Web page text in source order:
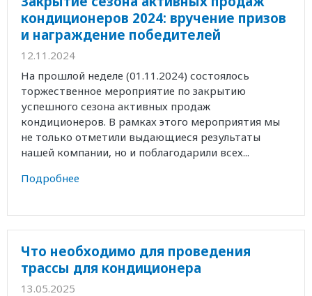
кондиционеров 2024: вручение призов
и награждение победителей
12.11.2024
На прошлой неделе (01.11.2024) состоялось
торжественное мероприятие по закрытию
успешного сезона активных продаж
кондиционеров. В рамках этого мероприятия мы
не только отметили выдающиеся результаты
нашей компании, но и поблагодарили всех...
Подробнее
Что необходимо для проведения
трассы для кондиционера
13.05.2025